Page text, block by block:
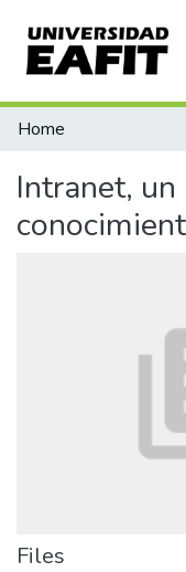
Communities &
Home
Intranet,
Files